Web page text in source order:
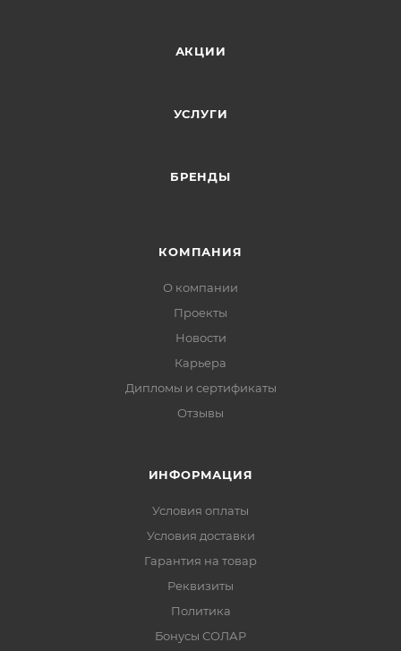
АКЦИИ
УСЛУГИ
БРЕНДЫ
КОМПАНИЯ
О компании
Проекты
Новости
Карьера
Дипломы и сертификаты
Отзывы
ИНФОРМАЦИЯ
Условия оплаты
Условия доставки
Гарантия на товар
Реквизиты
Политика
Бонусы СОЛАР